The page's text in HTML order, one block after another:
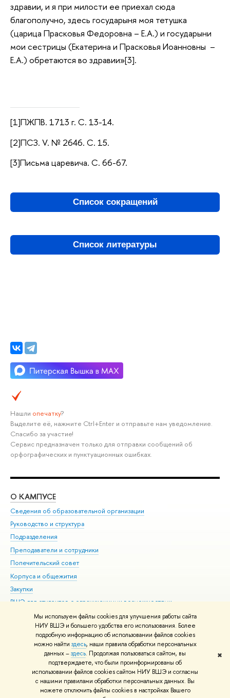
Мы используем файлы cookies для улучшения работы сайта
НИУ ВШЭ и большего удобства его использования. Более
подробную информацию об использовании файлов cookies
можно найти здесь, наши правила обработки персональных
данных –здесь. Продолжая пользоваться сайтом, вы
подтверждаете, что были проинформированы об
использовании файлов cookies сайтом НИУ ВШЭ и согласны
с нашими правилами обработки персональных данных. Вы
можете отключить файлы cookies в настройках Вашего
✖
здравии, и я при милости ее приехал сюда
благополучно, здесь государыня моя тетушка
(царица Прасковья Федоровна – Е.А.) и государыни
мои сестрицы (Екатерина и Прасковья Иоанновны –
Е.А.) обретаются во здравии»[3].
[1]ПЖПВ. 1713 г. С. 13-14.
[2]ПСЗ. V. № 2646. С. 15.
[3]Письма царевича. С. 66-67.
Список сокращений
Список литературы
Нашли опечатку?
Выделите её, нажмите Ctrl+Enter и отправьте нам уведомление.
Спасибо за участие!
Сервис предназначен только для отправки сообщений об
орфографических и пунктуационных ошибках.
О КАМПУСЕ
Сведения об образовательной организации
Руководство и структура
Подразделения
Преподаватели и сотрудники
Попечительский совет
Корпуса и общежития
Закупки
ВШЭ для студентов с ограниченными возможностями
здоровья и инвалидностью
Версия для слабовидящих
Единая платежная страница
© НИУ ВШЭ 1993–2026 Адреса и контакты Условия использования
материалов Политика конфиденциальности Карта сайта
Шрифты HSE Sans и HSE Slab разработаны вШколе дизайна НИУ ВШЭ